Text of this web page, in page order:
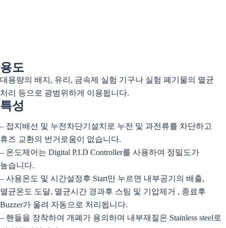
용도
대용량의 배지, 유리, 금속제 실험 기구나 실험 폐기물의 멸균
처리 등으로 광범위하게 이용됩니다.
특성
– 접지배선 및 누전차단기설치로 누전 및 과전류를 차단하고
휴즈 교환의 번거로움이 없습니다.
– 온도제어는 Digital P.I.D Controller를 사용하여 정밀도가
높습니다.
– 사용온도 및 시간설정후 Start만 누르면 내부공기의 배출,
멸균온도 도달, 멸균시간 경과후 스팀 및 기압제거 , 종료후
Buzzer가 울려 자동으로 처리됩니다.
– 핸들을 장착하여 개폐가 용의하며 내부재질은 Stainless steel로